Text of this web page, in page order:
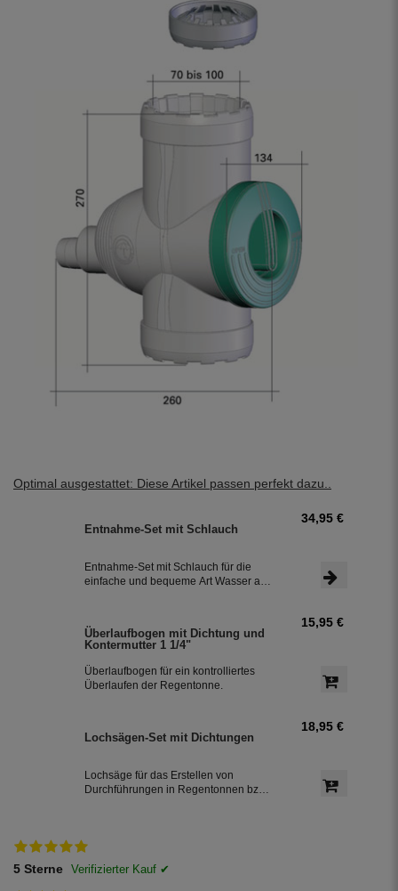
Optimal ausgestattet: Diese Artikel passen perfekt dazu..
Entnahme-Set mit Schlauch
Entnahme-Set mit Schlauch für die
einfache und bequeme Art Wasser aus
34,95 €
Überlaufbogen mit Dichtung und
Kontermutter 1 1/4"
Überlaufbogen für ein kontrolliertes
Überlaufen der Regentonne.
15,95 €
Lochsägen-Set mit Dichtungen
Lochsäge für das Erstellen von
Durchführungen in Regentonnen bzw.
18,95 €
5 Sterne